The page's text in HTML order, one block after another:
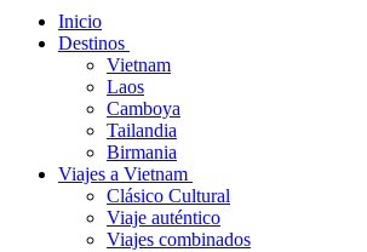
Inicio
Destinos
Vietnam
Laos
Camboya
Tailandia
Birmania
Viajes a Vietnam
Clásico Cultural
Viaje auténtico
Viajes combinados